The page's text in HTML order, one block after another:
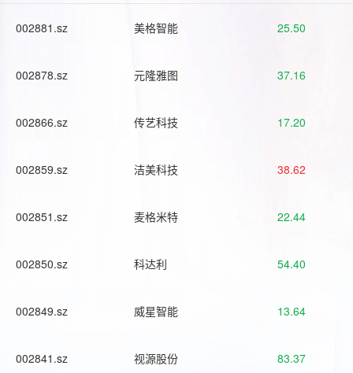
002881.sz 美格智能 25.50
002878.sz 元隆雅图 37.16
002866.sz 传艺科技 17.20
002859.sz 洁美科技 38.62
002851.sz 麦格米特 22.44
002850.sz 科达利 54.40
002849.sz 威星智能 13.64
002841.sz 视源股份 83.37